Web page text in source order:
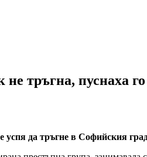
тръгна, пуснаха
да тръгне в Софийския